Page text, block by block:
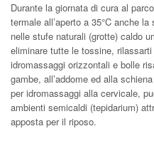
Durante la giornata di cura al
termale all’aperto a 35°C anche
nelle stufe naturali (grotte) caldo
eliminare tutte le tossine,
idromassaggi orizzontali e bolle
gambe, all’addome ed alla
per idromassaggi alla cervicale,
ambienti semicaldi (tepidarium)
apposta per il riposo.